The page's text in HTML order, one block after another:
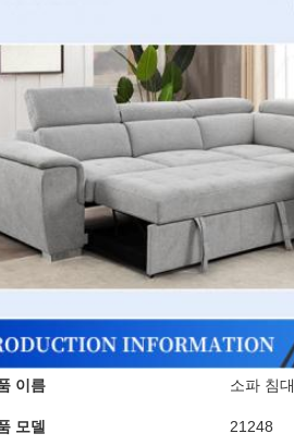
이름 소파 침대
모델 21248